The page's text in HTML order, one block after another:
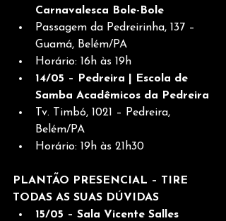
Carnavalesca Bole-Bole
Passagem da Pedreirinha, 137 –
Guamá, Belém/PA
Horário: 16h às 19h
14/05 – Pedreira | Escola de
Samba Acadêmicos da Pedreira
Tv. Timbó, 1021 – Pedreira,
Belém/PA
Horário: 19h às 21h30
PLANTÃO PRESENCIAL – TIRE
TODAS AS SUAS DÚVIDAS
15/05 – Sala Vicente Salles